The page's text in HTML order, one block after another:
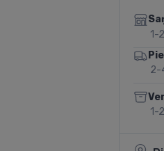
1-
2-
1-